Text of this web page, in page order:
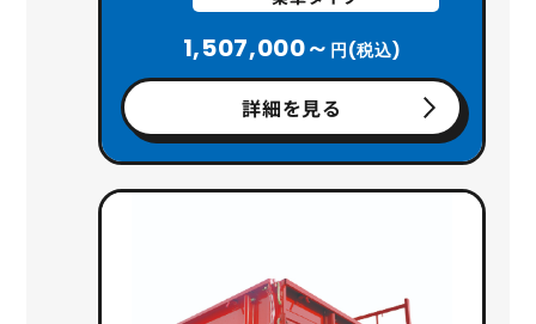
1,507,000～ 円(税込)
詳細を見る